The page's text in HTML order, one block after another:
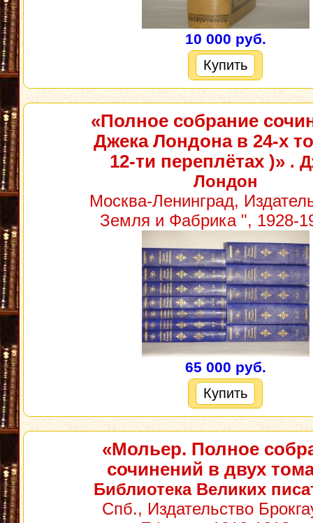
10 000 руб.
Купить
«Полное собрание
Джека Лондона в 24-х
12-ти переплётах )» .
Лондон
Москва-Ленинград,
Земля и Фабрика ", 1928-
65 000 руб.
Купить
«Мольер. Полное
сочинений в двух
Библиотека Великих
Спб., Издательство